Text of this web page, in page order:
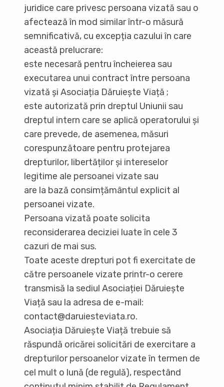
juridice care privesc persoana vizată sau o
afectează în mod similar într-o măsură
semnificativă, cu excepția cazului în care
această prelucrare:
este necesară pentru încheierea sau
executarea unui contract între persoana
vizată și Asociația Dăruiește Viață ;
este autorizată prin dreptul Uniunii sau
dreptul intern care se aplică operatorului și
care prevede, de asemenea, măsuri
corespunzătoare pentru protejarea
drepturilor, libertăților și intereselor
legitime ale persoanei vizate sau
are la bază consimțământul explicit al
persoanei vizate.
Persoana vizată poate solicita
reconsiderarea deciziei luate în cele 3
cazuri de mai sus.
Toate aceste drepturi pot fi exercitate de
către persoanele vizate printr-o cerere
transmisă la sediul Asociației Dăruiește
Viață sau la adresa de e-mail:
contact@daruiesteviata.ro.
Asociația Dăruiește Viață trebuie să
răspundă oricărei solicitări de exercitare a
drepturilor persoanelor vizate în termen de
cel mult o lună (de regulă), respectând